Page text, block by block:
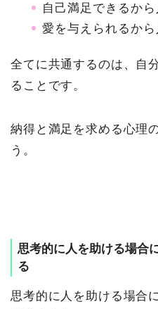
自己満足できるか
愛を与えられるか
全てに共通するのは、自
ることです。
納得と満足を求める心理
う。
思考的に人を助ける場合
る
思考的に人を助ける場合